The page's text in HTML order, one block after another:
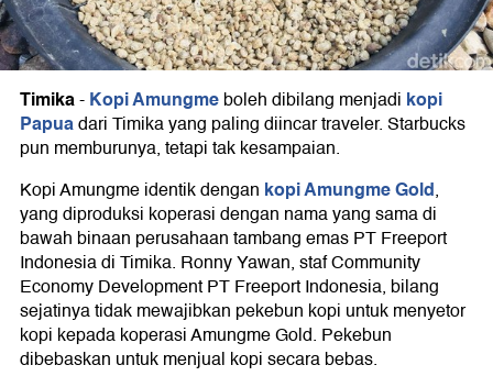
Timika-Kopi Amungmeboleh dibilang menjadi kopi
Papuadari Timika yang paling diincar traveler. Starbucks
pun memburunya, tetapi tak kesampaian.
Kopi Amungme identik dengan kopi Amungme Gold,
yang diproduksi koperasi dengan nama yang sama di
bawah binaan perusahaan tambang emas PT Freeport
Indonesia di Timika. Ronny Yawan, staf Community
Economy Development PT Freeport Indonesia, bilang
sejatinya tidak mewajibkan pekebun kopi untuk menyetor
kopi kepada koperasi Amungme Gold. Pekebun
dibebaskan untuk menjual kopi secara bebas.